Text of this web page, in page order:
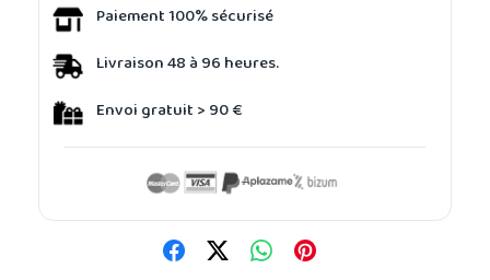
Paiement 100% sécurisé
Livraison 48 à 96 heures.
Envoi gratuit > 90 €